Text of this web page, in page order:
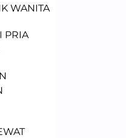
WANITA
PRIA